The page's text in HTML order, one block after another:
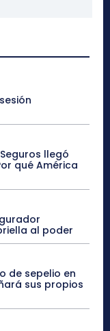
llegó
qué América
al poder
de sepelio en
sus propios